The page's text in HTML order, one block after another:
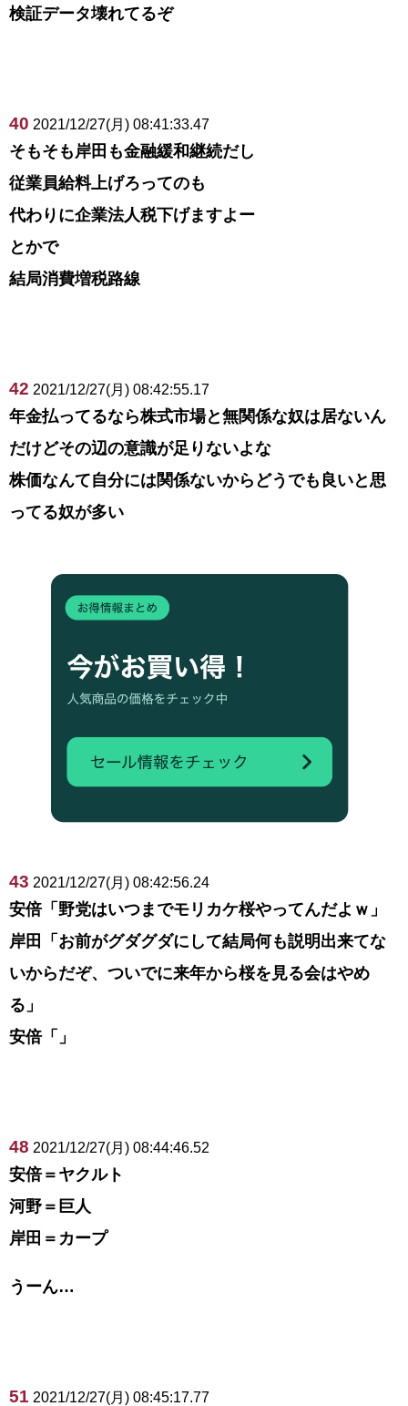
検証データ壊れてるぞ
40 2021/12/27(月) 08:41:33.47
そもそも岸田も金融緩和継続だし
従業員給料上げろってのも
代わりに企業法人税下げますよー
とかで
結局消費増税路線
42 2021/12/27(月) 08:42:55.17
年金払ってるなら株式市場と無関係な奴は居ないん
だけどその辺の意識が足りないよな
株価なんて自分には関係ないからどうでも良いと思
ってる奴が多い
43 2021/12/27(月) 08:42:56.24
安倍「野党はいつまでモリカケ桜やってんだよｗ」
岸田「お前がグダグダにして結局何も説明出来てな
いからだぞ、ついでに来年から桜を見る会はやめ
る」
安倍「」
48 2021/12/27(月) 08:44:46.52
安倍＝ヤクルト
河野＝巨人
岸田＝カープ
うーん…
51 2021/12/27(月) 08:45:17.77